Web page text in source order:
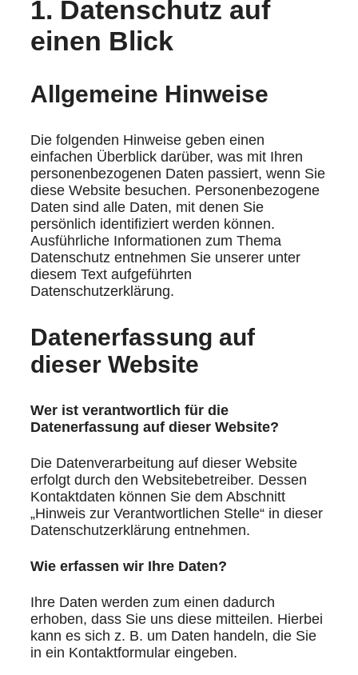
1. Datenschutz auf
einen Blick
Allgemeine Hinweise
Die folgenden Hinweise geben einen
einfachen Überblick darüber, was mit Ihren
personenbezogenen Daten passiert, wenn Sie
diese Website besuchen. Personenbezogene
Daten sind alle Daten, mit denen Sie
persönlich identifiziert werden können.
Ausführliche Informationen zum Thema
Datenschutz entnehmen Sie unserer unter
diesem Text aufgeführten
Datenschutzerklärung.
Datenerfassung auf
dieser Website
Wer ist verantwortlich für die
Datenerfassung auf dieser Website?
Die Datenverarbeitung auf dieser Website
erfolgt durch den Websitebetreiber. Dessen
Kontaktdaten können Sie dem Abschnitt
„Hinweis zur Verantwortlichen Stelle“ in dieser
Datenschutzerklärung entnehmen.
Wie erfassen wir Ihre Daten?
Ihre Daten werden zum einen dadurch
erhoben, dass Sie uns diese mitteilen. Hierbei
kann es sich z. B. um Daten handeln, die Sie
in ein Kontaktformular eingeben.